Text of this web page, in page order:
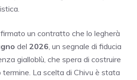
un contratto che lo legherà
del 2026, un segnale di fiducia
gialloblù, che spera di costruire
La scelta di Chivu è stata